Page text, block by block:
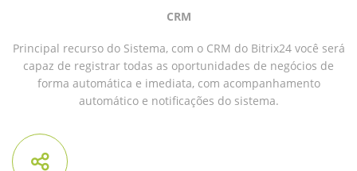
CRM
Principal recurso do Sistema, com o CRM do Bitrix24 você será
capaz de registrar todas as oportunidades de negócios de
forma automática e imediata, com acompanhamento
automático e notificações do sistema.